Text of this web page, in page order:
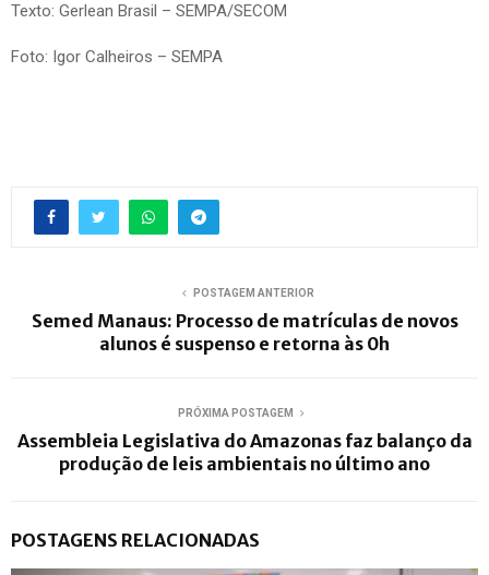
Texto: Gerlean Brasil – SEMPA/SECOM
Foto: Igor Calheiros – SEMPA
POSTAGEM ANTERIOR
Semed Manaus: Processo de matrículas de novos
alunos é suspenso e retorna às 0h
PRÓXIMA POSTAGEM
Assembleia Legislativa do Amazonas faz balanço da
produção de leis ambientais no último ano
POSTAGENS RELACIONADAS